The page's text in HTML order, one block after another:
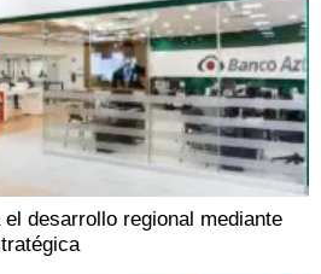
desarrollo regional mediante